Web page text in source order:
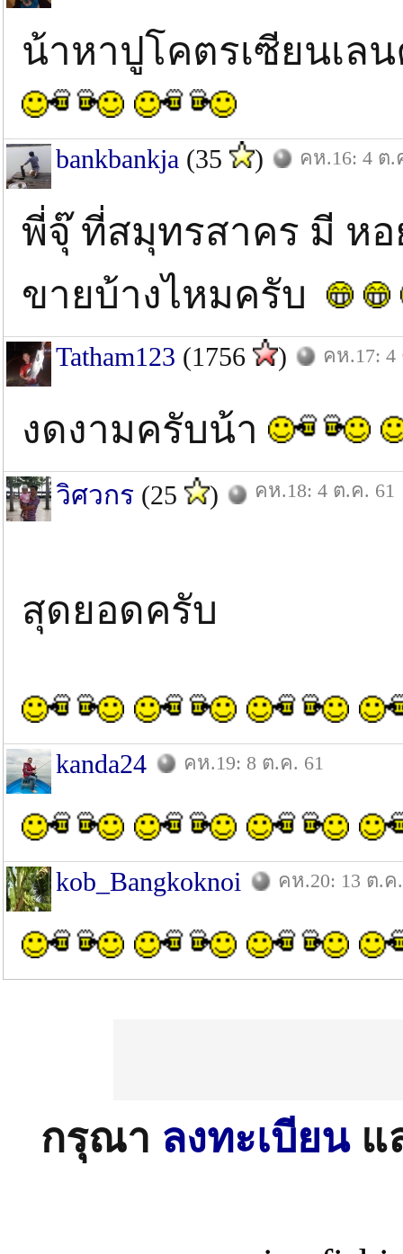
น้าหาปูโคตรเซียนเล
bankbankja (35 ) คห.16: 4 ต.
พี่จุ๊ ที่สมุทรสาคร มี ห
ขายบ้างไหมครับ
Tatham123 (1756 ) คห.17: 4
งดงามครับน้า
วิศวกร (25 ) คห.18: 4 ต.ค. 61
สุดยอดครับ
kanda24 คห.19: 8 ต.ค. 61
kob_Bangkoknoi คห.20: 13 ต.ค
กรุณา ลงทะเบียนแ